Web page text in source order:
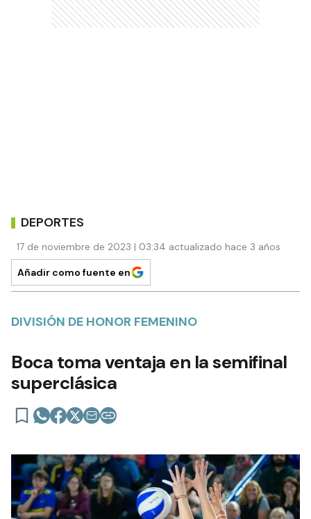
DEPORTES
17 de noviembre de 2023 | 03:34 actualizado hace 3 años
Añadir como fuente en
DIVISIÓN DE HONOR FEMENINO
Boca toma ventaja en la semifinal
superclásica